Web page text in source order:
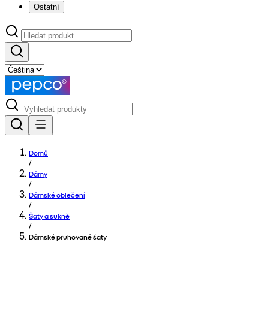
Ostatní
Domů
/
Dámy
/
Dámské oblečení
/
Šaty a sukně
/
Dámské pruhované šaty